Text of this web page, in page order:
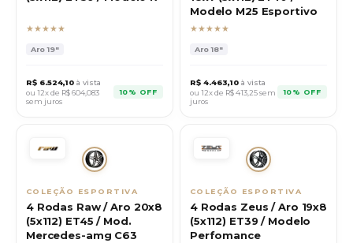
★★★★★
Aro19"
R$ 6.524,10 à vista
ou 12x de R$604,083
sem juros
10% OFF
Modelo M25 Esportivo
★★★★★
Aro18"
R$ 4.463,10 à vista
ou 12x de R$413,25sem
juros
10% OFF
COLEÇÃO ESPORTIVA
4 Rodas Raw / Aro 20x8
(5x112) ET45 / Mod.
Mercedes-amg C63
COLEÇÃO ESPORTIVA
4 Rodas Zeus / Aro 19x8
(5x112) ET39 / Modelo
Perfomance